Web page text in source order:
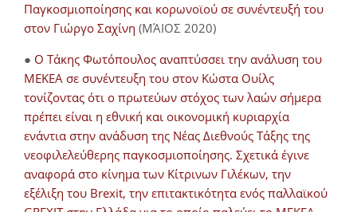
Παγκοσμιοποίησης και κορωνοϊού σε συνέντευξή του
στον Γιώργο Σαχίνη (ΜΆΙΟΣ 2020)
● O Τάκης Φωτόπουλος αναπτύσσει την ανάλυση του
ΜΕΚΕΑ σε συνέντευξη του στον Κώστα Ουίλς
τονίζοντας ότι ο πρωτεύων στόχος των λαών σήμερα
πρέπει είναι η εθνική και οικονομική κυριαρχία
ενάντια στην ανάδυση της Νέας Διεθνούς Τάξης της
νεοφιλελεύθερης παγκοσμιοποίησης. Σχετικά έγινε
αναφορά στο κίνημα των Κίτρινων Γιλέκων, την
εξέλιξη του Brexit, την επιτακτικότητα ενός παλλαϊκού